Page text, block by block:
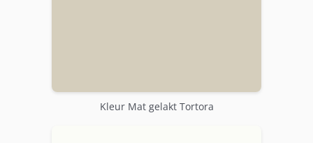
Kleur Mat gelakt Tortora